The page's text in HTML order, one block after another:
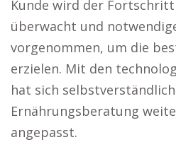
Kunde wird der
überwacht und
vorgenommen, um die
erzielen. Mit den
hat sich
Ernährungsberatung
angepasst.